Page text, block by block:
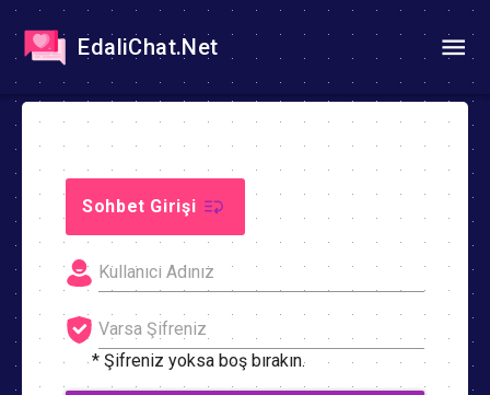
EdaliChat.Net
Sohbet Girişi
* Şifreniz yoksa boş bırakın.